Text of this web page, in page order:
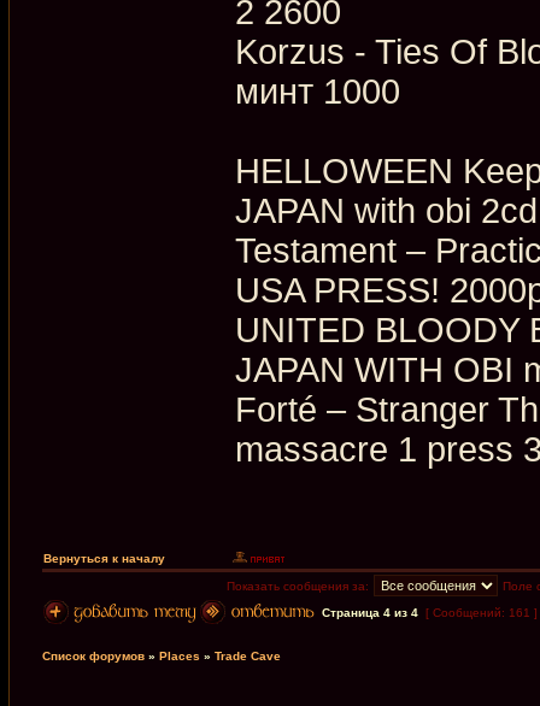
2 2600
Korzus - Ties Of
минт 1000
HELLOWEEN
JAPAN with obi
Testament –
USA PRESS!
UNITED BLOODY
JAPAN WITH OBI
Forté ‎– Stranger
massacre 1 press
Вернуться к началу
Показать сообщения за:
Поле
Страница 4 из 4 [ Сообщений: 161 ]
Список форумов » Places » Trade Cave